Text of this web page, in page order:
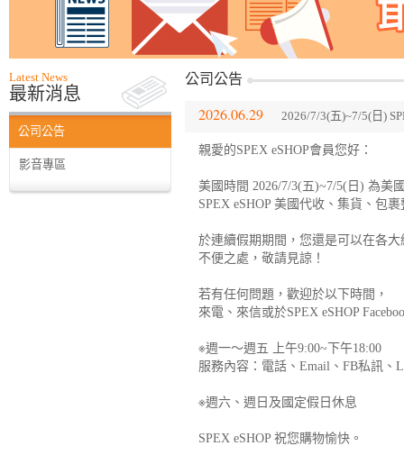
Latest News
最新消息
公司公告
影音專區
公司公告
2026.06.29 2026/7/3(五)~7/5(日)
親愛的SPEX eSHOP會員您好：
美國時間 2026/7/3(五)~7/5(日) 為美
SPEX eSHOP 美國代收、集貨、包
於連續假期期間，您還是可以在各
不便之處，敬請見諒！
若有任何問題，歡迎於以下時間，
來電、來信或於SPEX eSHOP
※週一～週五 上午9:00~下午18:00
服務內容：電話、Email、FB私訊、
※週六、週日及國定假日休息
SPEX eSHOP 祝您購物愉快。